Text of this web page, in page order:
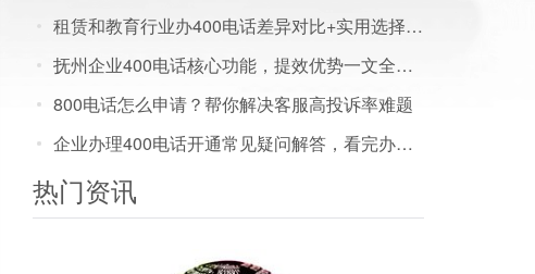
租赁和教育行业办400电话差异对比+实用选择建议
抚州企业400电话核心功能，提效优势一文全解析
800电话怎么申请？帮你解决客服高投诉率难题
企业办理400电话开通常见疑问解答，看完办事少走弯路
热门资讯